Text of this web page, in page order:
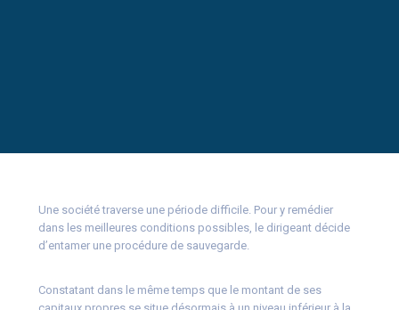
Une société traverse une période difficile. Pour y remédier
dans les meilleures conditions possibles, le dirigeant décide
d’entamer une procédure de sauvegarde.
Constatant dans le même temps que le montant de ses